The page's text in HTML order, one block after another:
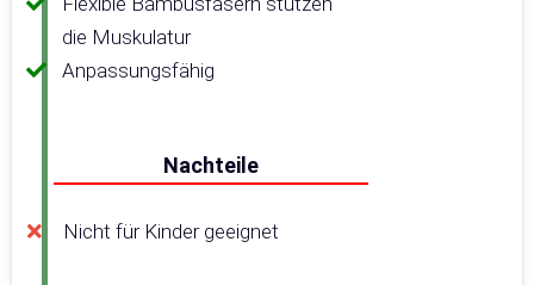
die Muskulatur
Anpassungsfähig
Nachteile
Nicht für Kinder geeignet